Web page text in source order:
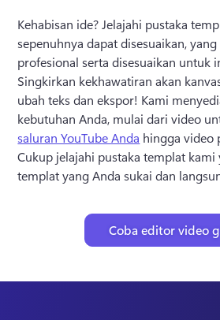
Kehabisan ide? Jelajahi pustaka
sepenuhnya dapat disesuaikan,
Singkirkan kekhawatiran akan
ubah teks dan ekspor! Kami
kebutuhan Anda, mulai dari video
saluran YouTube Anda
Cukup jelajahi pustaka templat kami
templat yang Anda sukai dan
Coba editor video